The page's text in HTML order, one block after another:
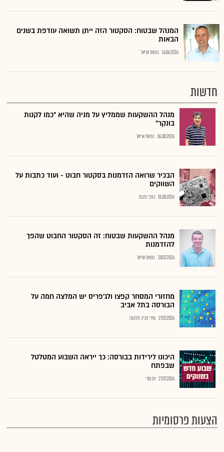
המנהל שבטוח: הסקטור הזה ייתן תשואה עודפת בשנים
הבאות
16.06.2026 נתנאל אריאל
חדשות
מנהל ההשקעות שממליץ על מניה שהיא "כמו לקנות
בונקר"
04.08.2026 נתנאל אריאל
הבכיר שרואה הזדמנות בסקטור חבוט - ועוד כתבות על
השווקים
01.08.2026 כתבי גלובס
מנהל ההשקעות שבטוח: זה הסקטור החבוט שהפך
להזדמנות
28.07.2026 נתנאל אריאל
מחזורי המסחר קפצו ולג'פריס יש המלצה חמה על
הבורסה בתל אביב
27.07.2026 שירי חביב-ולדהורן
היכונו לירידות בבורסה: כך ייראה השבוע המטלטל
שבפתח
27.07.2026 רם מורי
הצעות פרסומיות